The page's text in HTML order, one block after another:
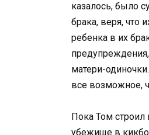
казалось, было
брака, веря,
ребенка в их
матери-
все возможное,
Пока Том
убежище в